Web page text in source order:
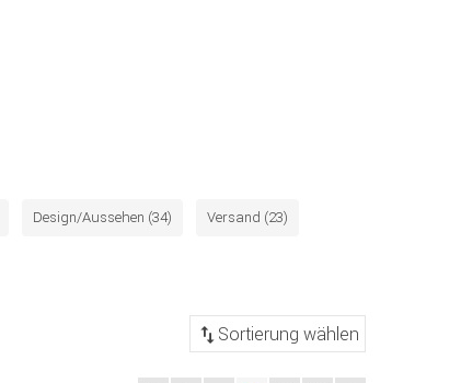
Design/Aussehen (34) Versand (23)